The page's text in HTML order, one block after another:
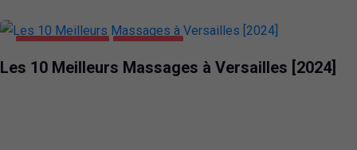
DIVERTISSEMENT VERSAILLES
Les 10 Meilleurs Massages à Versailles [2024]